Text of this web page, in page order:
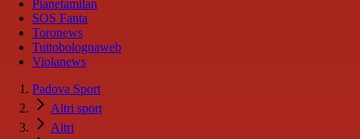
Pianetamilan
SOS Fanta
Toronews
Tuttobolognaweb
Violanews
Padova Sport
Altri sport
Altri